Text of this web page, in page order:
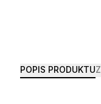
POPIS PRODUKTU